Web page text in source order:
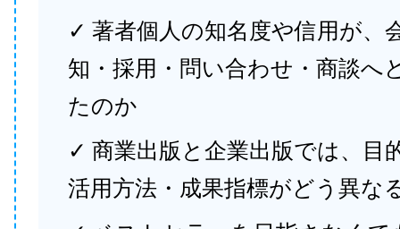
✓ 著者個人の知名度や信用が、
知・採用・問い合わせ・商談へ
たのか
✓ 商業出版と企業出版では、目
活用方法・成果指標がどう異な